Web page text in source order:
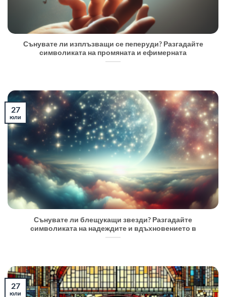
Сънувате ли изплъзващи се пеперуди? Разгадайте
символиката на промяната и ефимерната
Сънувате ли блещукащи звезди? Разгадайте
символиката на надеждите и вдъхновението в
27
юли
27
юли